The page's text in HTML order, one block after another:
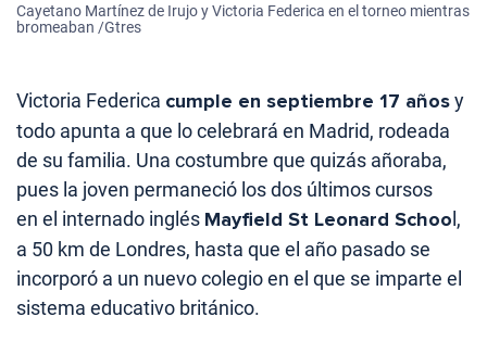
Cayetano Martínez de Irujo y Victoria Federica en el torneo mientras
bromeaban /Gtres
Victoria Federica cumple en septiembre 17 añosy
todo apunta a que lo celebrará en Madrid, rodeada
de su familia. Una costumbre que quizás añoraba,
pues la joven permaneció los dos últimos cursos
en el internado inglés Mayfield St Leonard Schoo l,
a 50 km de Londres, hasta que el año pasado se
incorporó a un nuevo colegio en el que se imparte el
sistema educativo británico.